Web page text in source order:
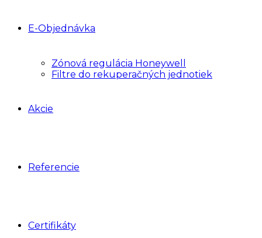
E-Objednávka
Zónová regulácia Honeywell
Filtre do rekuperačných jednotiek
Akcie
Referencie
Certifikáty